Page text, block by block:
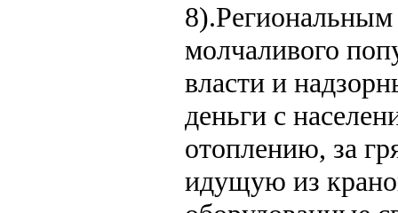
молчаливого
власти и
деньги с
отоплению, за
идущую из